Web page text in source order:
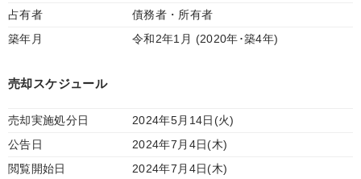
占有者
債務者・所有者
築年月
令和2年1月 (2020年･築4年)
売却スケジュール
売却実施処分日
2024年5月14日(火)
公告日
2024年7月4日(木)
閲覧開始日
2024年7月4日(木)